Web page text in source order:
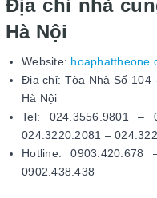
Địa chỉ nhà
Hà Nội
Website:
Địa chỉ: Tòa Nhà Số 104
Hà Nội
Tel: 024.3556.9801 –
024.3220.2081 –
Hotline: 0903.420.678
0902.438.438